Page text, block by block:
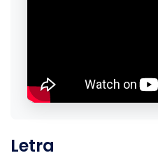
Letra